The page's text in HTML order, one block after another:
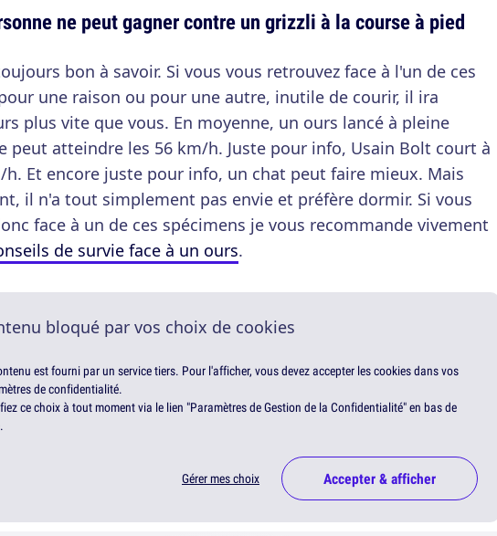
ne peut gagner contre un grizzli à la course à pied
bon à savoir. Si vous vous retrouvez face à l'un de ces
une raison ou pour une autre, inutile de courir, il ira
plus vite que vous. En moyenne, un ours lancé à pleine
peut atteindre les 56 km/h. Juste pour info, Usain Bolt court à
h. Et encore juste pour info, un chat peut faire mieux. Mais
il n'a tout simplement pas envie et préfère dormir. Si vous
face à un de ces spécimens je vous recommande vivement
de survie face à un ours.
bloqué par vos choix de cookies
est fourni par un service tiers. Pour l'afficher, vous devez accepter les cookies dans vos
de confidentialité.
ce choix à tout moment via le lien "Paramètres de Gestion de la Confidentialité" en bas de
Gérer mes choix Accepter & afficher